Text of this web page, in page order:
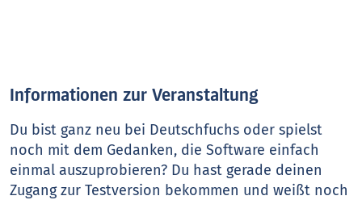
Informationen zur Veranstaltung
Du bist ganz neu bei Deutschfuchs oder spielst
noch mit dem Gedanken, die Software einfach
einmal auszuprobieren? Du hast gerade deinen
Zugang zur Testversion bekommen und weißt noch